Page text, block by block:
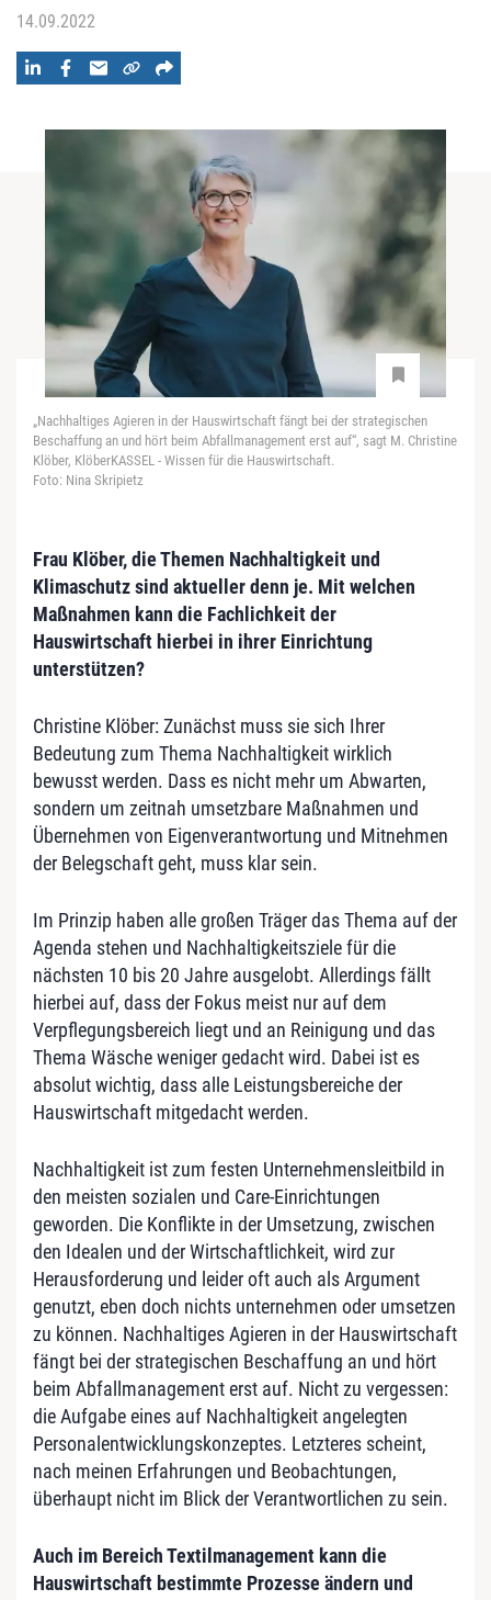
14.09.2022
„Nachhaltiges Agieren in der Hauswirtschaft fängt bei der strategischen
Beschaffung an und hört beim Abfallmanagement erst auf“, sagt M. Christine
Klöber, KlöberKASSEL - Wissen für die Hauswirtschaft.
Foto: Nina Skripietz
Frau Klöber, die Themen Nachhaltigkeit und
Klimaschutz sind aktueller denn je. Mit welchen
Maßnahmen kann die Fachlichkeit der
Hauswirtschaft hierbei in ihrer Einrichtung
unterstützen?
Christine Klöber: Zunächst muss sie sich Ihrer
Bedeutung zum Thema Nachhaltigkeit wirklich
bewusst werden. Dass es nicht mehr um Abwarten,
sondern um zeitnah umsetzbare Maßnahmen und
Übernehmen von Eigenverantwortung und Mitnehmen
der Belegschaft geht, muss klar sein.
Im Prinzip haben alle großen Träger das Thema auf der
Agenda stehen und Nachhaltigkeitsziele für die
nächsten 10 bis 20 Jahre ausgelobt. Allerdings fällt
hierbei auf, dass der Fokus meist nur auf dem
Verpflegungsbereich liegt und an Reinigung und das
Thema Wäsche weniger gedacht wird. Dabei ist es
absolut wichtig, dass alle Leistungsbereiche der
Hauswirtschaft mitgedacht werden.
Nachhaltigkeit ist zum festen Unternehmensleitbild in
den meisten sozialen und Care-Einrichtungen
geworden. Die Konflikte in der Umsetzung, zwischen
den Idealen und der Wirtschaftlichkeit, wird zur
Herausforderung und leider oft auch als Argument
genutzt, eben doch nichts unternehmen oder umsetzen
zu können. Nachhaltiges Agieren in der Hauswirtschaft
fängt bei der strategischen Beschaffung an und hört
beim Abfallmanagement erst auf. Nicht zu vergessen:
die Aufgabe eines auf Nachhaltigkeit angelegten
Personalentwicklungskonzeptes. Letzteres scheint,
nach meinen Erfahrungen und Beobachtungen,
überhaupt nicht im Blick der Verantwortlichen zu sein.
Auch im Bereich Textilmanagement kann die
Hauswirtschaft bestimmte Prozesse ändern und